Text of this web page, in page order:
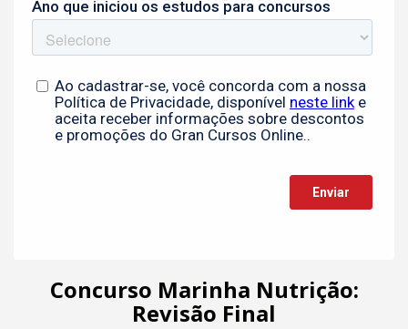
Concurso Marinha Nutrição:
Revisão Final